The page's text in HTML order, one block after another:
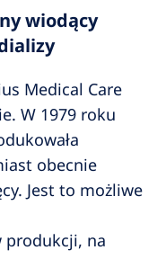
wiodący
Medical Care
W 1979 roku
obecnie
Jest to możliwe
produkcji, na